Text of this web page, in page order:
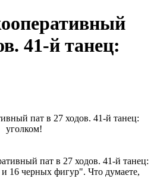
41-й танец:
пат в 27 ходов. 41-й танец:
16 черных фигур". Что думаете,